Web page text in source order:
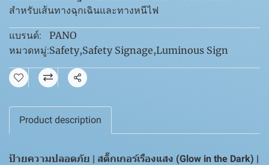
สำหรับเส้นทางฉุกเฉินและทางหนีไฟ
แบรนด์: PANO
หมวดหมู่:Safety,Safety Signage,Luminous Sign
แชร์
Product description
ป้ายความปลอดภัย | สติ๊กเกอร์เรืองแสง (Glow in the Dark) |